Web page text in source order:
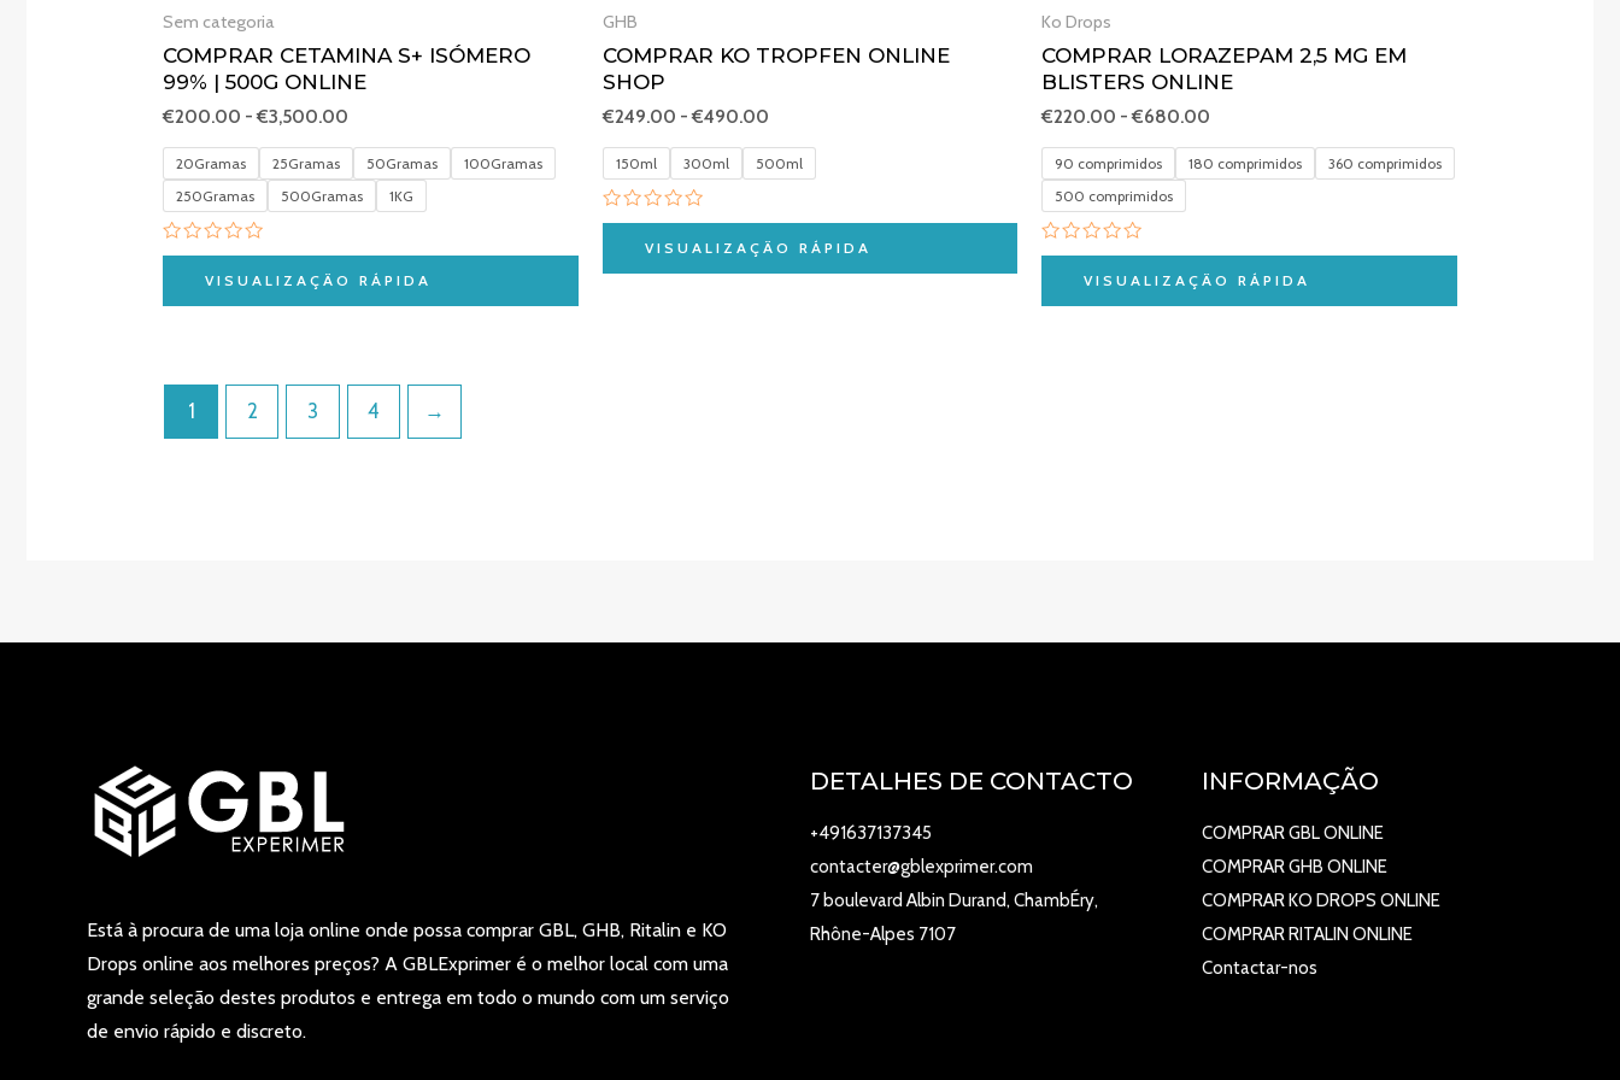
Sem categoria
COMPRAR CETAMINA S+ ISÓMERO
99% | 500G ONLINE
€200.00 - €3,500.00
20Gramas 25Gramas 50Gramas
100Gramas
250Gramas
500Gramas 1KG
Avaliação
5
VISUALIZAÇÃO RÁPIDA
GHB
COMPRAR KO TROPFEN ONLINE
SHOP
€249.00 -€490.00
150ml 300ml 500ml
Avaliação
5
VISUALIZAÇÃO RÁPIDA
Ko Drops
COMPRAR LORAZEPAM 2,5 MG EM
BLISTERS ONLINE
€220.00 - €680.00
90 comprimidos 180 comprimidos
360 comprimidos
500 comprimidos
Avaliação
5
VISUALIZAÇÃO RÁPIDA
1 2 3 4 →
Está à procura de uma loja online onde possa comprar GBL, GHB, Ritalin e KO
Drops online aos melhores preços? A GBLExprimer é o melhor local com uma
grande seleção destes produtos e entrega em todo o mundo com um serviço
de envio rápido e discreto.
DETALHES DE CONTACTO
+491637137345
contacter@gblexprimer.com
7 boulevard Albin Durand, ChambÉry,
Rhône-Alpes 7107
INFORMAÇÃO
COMPRAR GBL ONLINE
COMPRAR GHB ONLINE
COMPRAR KO DROPS ONLINE
COMPRAR RITALIN ONLINE
Contactar-nos